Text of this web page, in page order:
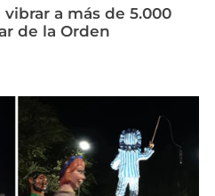
a más de 5.000
de la Orden